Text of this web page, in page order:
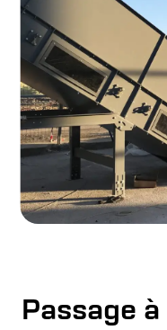
Passage